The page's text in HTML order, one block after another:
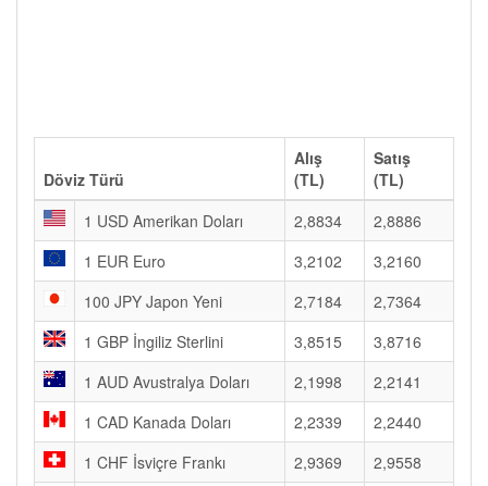
Döviz Türü
Alış
(TL)
Satış
(TL)
1 USD Amerikan Doları
2,8834
2,8886
1 EUR Euro
3,2102
3,2160
100 JPY Japon Yeni
2,7184
2,7364
1 GBP İngiliz Sterlini
3,8515
3,8716
1 AUD Avustralya Doları
2,1998
2,2141
1 CAD Kanada Doları
2,2339
2,2440
1 CHF İsviçre Frankı
2,9369
2,9558